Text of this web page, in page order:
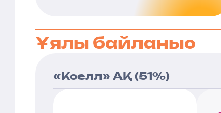
Ұялы байланыс
«Кселл» АҚ (51%)